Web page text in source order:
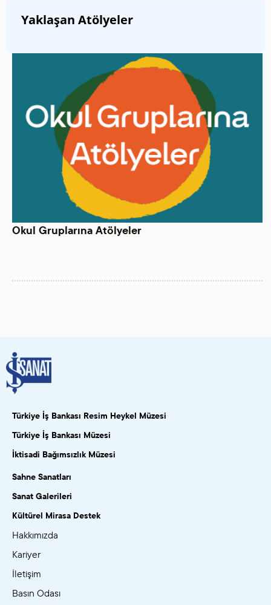
Yaklaşan Atölyeler
Okul Gruplarına Atölyeler
Türkiye İş Bankası Resim Heykel Müzesi
Türkiye İş Bankası Müzesi
İktisadi Bağımsızlık Müzesi
Sahne Sanatları
Sanat Galerileri
Kültürel Mirasa Destek
Hakkımızda
Kariyer
İletişim
Basın Odası